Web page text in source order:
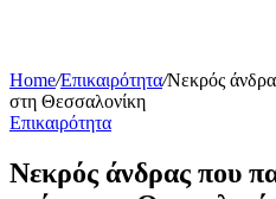
Home/Επικαιρότητα/Νεκρός
στη Θεσσαλονίκη
Επικαιρότητα
Νεκρός άνδρας που